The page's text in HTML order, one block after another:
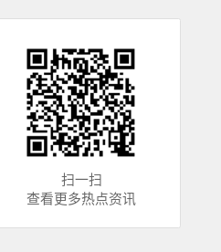
扫一扫
查看更多热点资讯